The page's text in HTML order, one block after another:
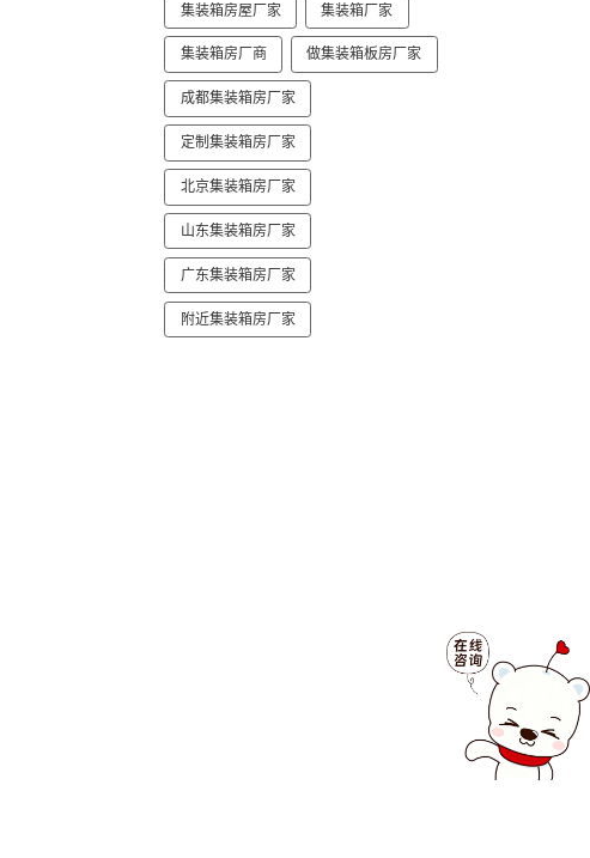
集装箱房屋厂家 集装箱厂家
集装箱房厂商 做集装箱板房厂家
成都集装箱房厂家
定制集装箱房厂家
北京集装箱房厂家
山东集装箱房厂家
广东集装箱房厂家
附近集装箱房厂家